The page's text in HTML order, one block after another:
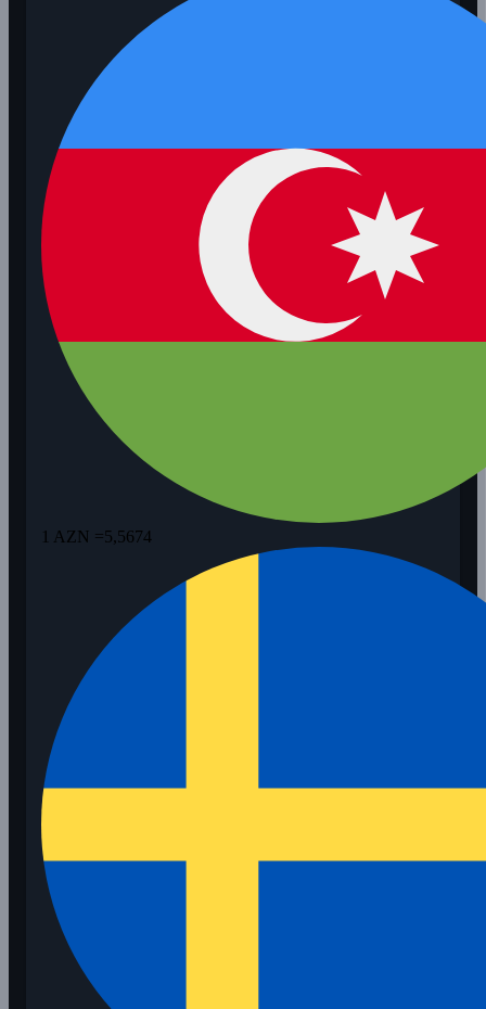
1 AZN =5,5674